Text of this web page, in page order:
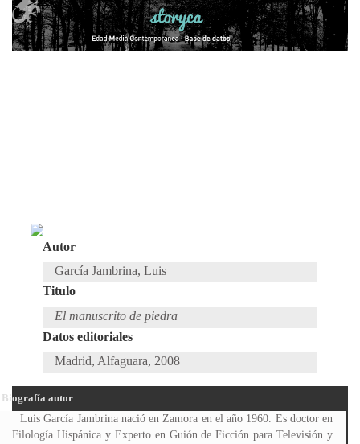
Autor
García Jambrina, Luis
Titulo
El manuscrito de piedra
Datos editoriales
Madrid, Alfaguara, 2008
Biografía autor
Luis García Jambrina nació en Zamora en el año 1960. Es doctor en
Filología Hispánica y Experto en Guión de Ficción para Televisión y